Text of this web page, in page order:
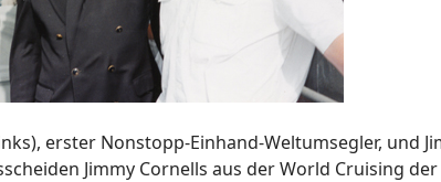
erster Nonstopp-Einhand-Weltumsegler, und
Jimmy Cornells aus der World Cruising